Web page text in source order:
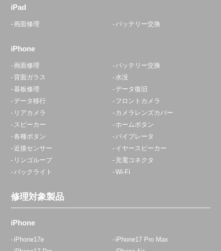
iPad
画面修理 バッテリー交換
iPhone
画面修理
バッテリー交換
背面ガラス
水没
基板修理
データ復旧
データ移行
フロントカメラ
リアカメラ
カメラレンズカバー
スピーカー
ホームボタン
各種ボタン
バイブレータ
近接センサー
イヤースピーカー
リンゴループ
充電コネクタ
バックライト
Wi-Fi
修理対象製品
iPhone
iPhone17e
iPhone17 Pro Max